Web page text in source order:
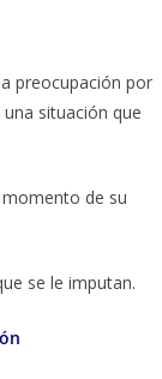
preocupación por
una situación que
momento de su
se le imputan.